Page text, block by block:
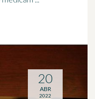
20
ABR
2022